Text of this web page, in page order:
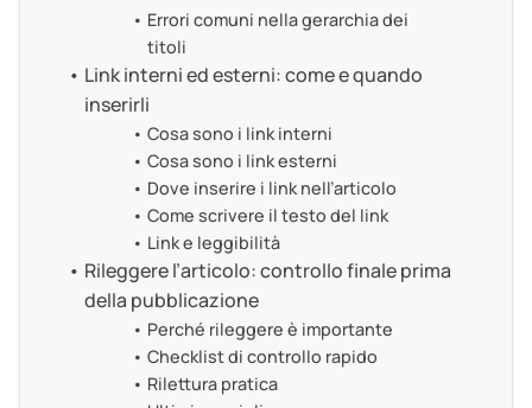
Errori comuni nella gerarchia dei
titoli
Link interni ed esterni: come e quando
inserirli
Cosa sono i link interni
Cosa sono i link esterni
Dove inserire i link nell’articolo
Come scrivere il testo del link
Link e leggibilità
Rileggere l’articolo: controllo finale prima
della pubblicazione
Perché rileggere è importante
Checklist di controllo rapido
Rilettura pratica